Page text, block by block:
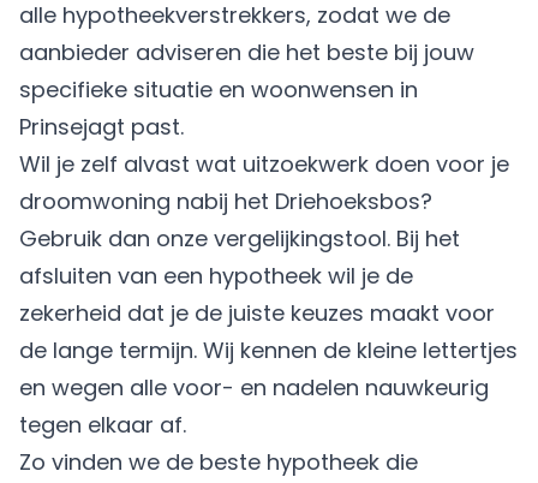
alle hypotheekverstrekkers, zodat we de
aanbieder adviseren die het beste bij jouw
specifieke situatie en woonwensen in
Prinsejagt past.
Wil je zelf alvast wat uitzoekwerk doen voor je
droomwoning nabij het Driehoeksbos?
Gebruik dan onze vergelijkingstool. Bij het
afsluiten van een hypotheek wil je de
zekerheid dat je de juiste keuzes maakt voor
de lange termijn. Wij kennen de kleine lettertjes
en wegen alle voor- en nadelen nauwkeurig
tegen elkaar af.
Zo vinden we de beste hypotheek die